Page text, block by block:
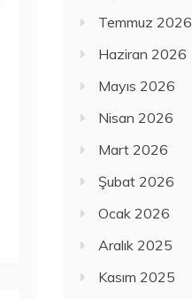
Temmuz 2026
Haziran 2026
Mayıs 2026
Nisan 2026
Mart 2026
Şubat 2026
Ocak 2026
Aralık 2025
Kasım 2025